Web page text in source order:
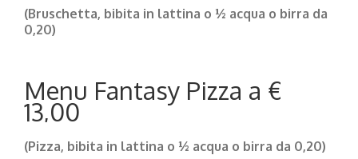
(Bruschetta, bibita in lattina o ½ acqua o birra da
0,20)
Menu Fantasy Pizza a €
13,00
(Pizza, bibita in lattina o ½ acqua o birra da 0,20)